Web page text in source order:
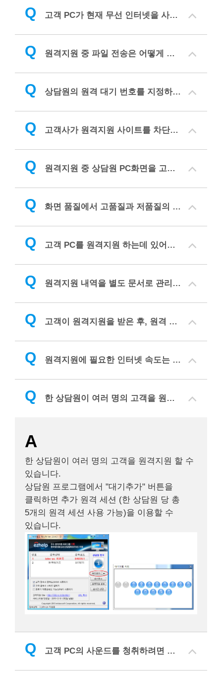
Q 고객 PC가 현재 무선 인터넷을 사용 중일 때도 안전모드 재접속을 지원하나요?
Q 원격지원 중 파일 전송은 어떻게 하나요?
Q 상담원의 원격 대기 번호를 지정하여 사용할 수 있나요?
Q 고객사가 원격지원 사이트를 차단하여 원격지원을 할 수 없습니다. 어떻게 하나요?
Q 원격지원 중 상담원 PC화면을 고객 PC에서도 볼 수 있게 할 수 있나요?
Q 화면 품질에서 고품질과 저품질의 차이는 무엇인가요?
Q 고객 PC를 원격지원 하는데 있어서 이용시간 제한이 있나요?
Q 원격지원 내역을 별도 문서로 관리하고 싶습니다. 원격지원 내역을 저장할 수 있나요?
Q 고객이 원격지원을 받은 후, 원격 모듈을 고객 PC에서 삭제를 요청하는 경우 어떻게 해야하나요?
Q 원격지원에 필요한 인터넷 속도는 얼마가 되어야 하나요?
Q 한 상담원이 여러 명의 고객을 원격지원할 수 있나요?
A
한 상담원이 여러 명의 고객을 원격지원 할 수
있습니다.
상담원 프로그램에서 "대기추가" 버튼을
클릭하면 추가 원격 세션 (한 상담원 당 총
5개의 원격 세션 사용 가능)을 이용할 수
있습니다.
Q 고객 PC의 사운드를 청취하려면 어떻게 해야 되나요?